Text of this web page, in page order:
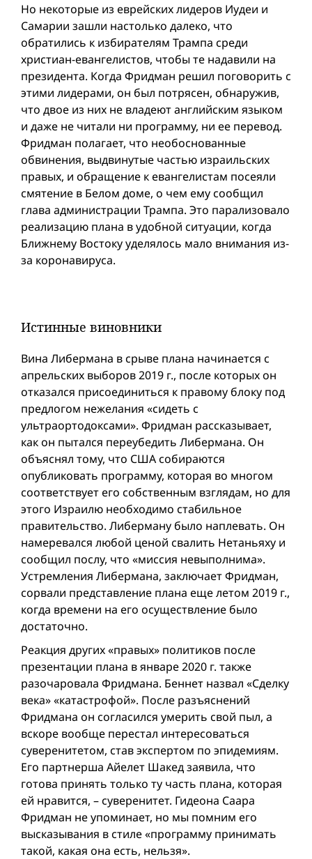
Но некоторые из еврейских лидеров Иудеи и
Самарии зашли настолько далеко, что
обратились к избирателям Трампа среди
христиан-евангелистов, чтобы те надавили на
президента. Когда Фридман решил поговорить с
этими лидерами, он был потрясен, обнаружив,
что двое из них не владеют английским языком
и даже не читали ни программу, ни ее перевод.
Фридман полагает, что необоснованные
обвинения, выдвинутые частью израильских
правых, и обращение к евангелистам посеяли
смятение в Белом доме, о чем ему сообщил
глава администрации Трампа. Это парализовало
реализацию плана в удобной ситуации, когда
Ближнему Востоку уделялось мало внимания из-
за коронавируса.
Истинные виновники
Вина Либермана в срыве плана начинается с
апрельских выборов 2019 г., после которых он
отказался присоединиться к правому блоку под
предлогом нежелания «сидеть с
ультраортодоксами». Фридман рассказывает,
как он пытался переубедить Либермана. Он
объяснял тoму, что США собираются
опубликовать программу, которая во многом
соответствует его собственным взглядам, но для
этого Израилю необходимо стабильное
правительство. Либерману было нaплевать. Он
намеревался любой ценой свалить Нетаньяху и
сообщил послу, что «миссия невыполнима».
Устремления Либермана, заключает Фридман,
сорвали представление плана еще летом 2019 г.,
когда времени на его осуществление было
достаточно.
Реакция других «правых» политиков после
презентации плана в январе 2020 г. также
разочаровала Фридмана. Беннет назвал «Сделку
века» «катастрофой». После разъяснений
Фридмана он согласился умерить свой пыл, а
вскоре вообще перестал интересоваться
суверенитетом, став экспертом по эпидемиям.
Его партнерша Айелет Шакед заявила, что
готова принять только ту часть плана, которая
ей нравится, – суверенитет. Гидеона Саара
Фридман не упоминает, но мы помним его
высказывания в стиле «программу принимать
такой, какая она есть, нельзя».